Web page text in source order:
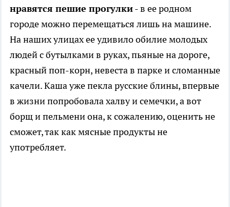
нравятся пешие прогулки- в ее родном
городе можно перемещаться лишь на машине.
На наших улицах ее удивило обилие молодых
людей с бутылками в руках, пьяные на дороге,
красный поп-корн, невеста в парке и сломанные
качели. Каша уже пекла русские блины, впервые
в жизни попробовала халву и семечки, а вот
борщ и пельмени она, к сожалению, оценить не
сможет, так как мясные продукты не
употребляет.